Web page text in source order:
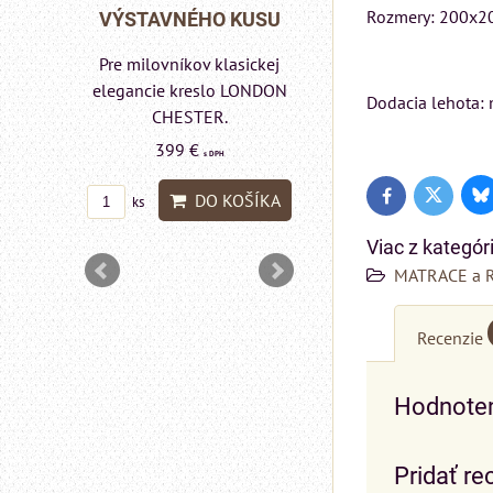
Rozmery:
Dodacia lehota:
FacebookTwitter
Viac z
MATRACE a
Recenzie
Pridať
Rinaldi Bed System
ponúka...
699 €s DPH
ks DO KOŠÍKA
VÝSTAVNÉHO
Pre milovníkov
pohovka LONDON
599 €s DPH